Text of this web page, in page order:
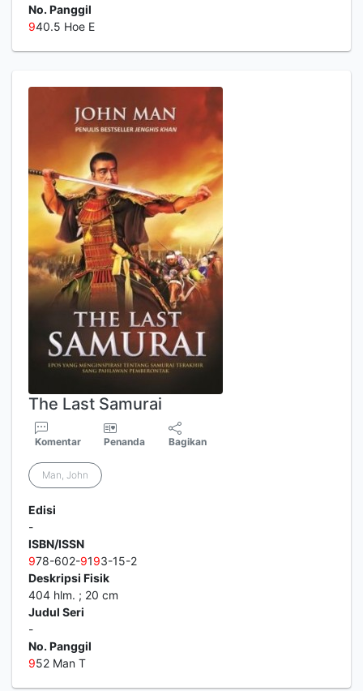
No. Panggil
940.5 Hoe E
The Last Samurai
Komentar Penanda Bagikan
Man, John
Edisi
-
ISBN/ISSN
978-602-9193-15-2
Deskripsi Fisik
404 hlm. ; 20 cm
Judul Seri
-
No. Panggil
952 Man T